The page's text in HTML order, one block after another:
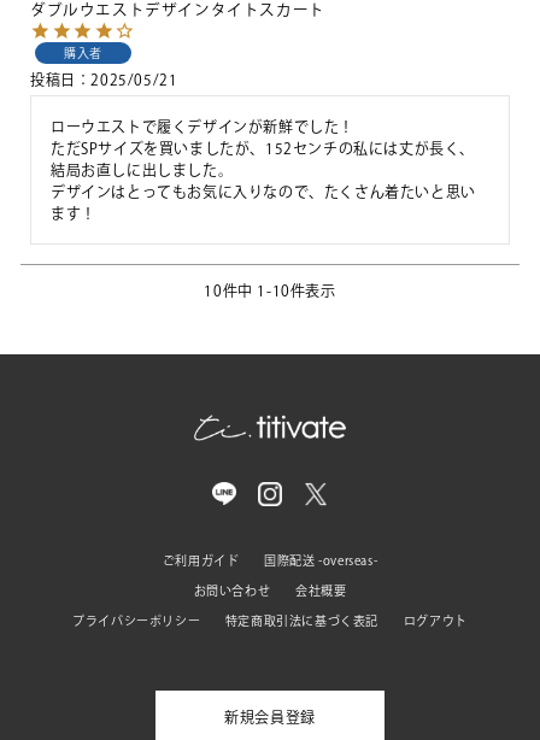
ダブルウエストデザインタイトスカート
購入者
投稿日 2025/05/21
ローウエストで履くデザインが新鮮でした！
ただSPサイズを買いましたが、152センチの私には丈が長く、
結局お直しに出しました。
デザインはとってもお気に入りなので、たくさん着たいと思い
ます！
10件中 1 -10件表示
ご利用ガイド 国際配送 -overseas-
お問い合わせ 会社概要
プライバシーポリシー 特定商取引法に基づく表記 ログアウト
新規会員登録